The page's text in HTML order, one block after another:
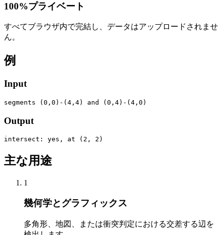
100%プライベート
すべてブラウザ内で完結し、データはアップロードされませ
ん。
例
Input
segments (0,0)-(4,4) and (0,4)-(4,0)
Output
intersect: yes, at (2, 2)
主な用途
1
幾何学とグラフィックス
多角形、地図、または衝突判定における交差する辺を